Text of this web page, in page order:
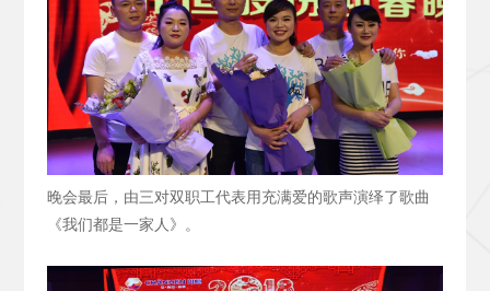
晚会最后，由三对双职工代表用充满爱的歌声演绎了歌曲
《我们都是一家人》。